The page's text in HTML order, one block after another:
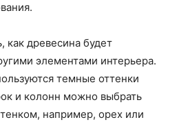
как древесина будет
элементами интерьера.
темные оттенки
и колонн можно выбрать
например, орех или